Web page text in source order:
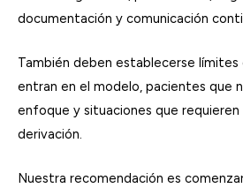
documentación y comunicación
También deben establecerse límites
entran en el modelo, pacientes que
enfoque y situaciones que requieren
derivación.
Nuestra recomendación es